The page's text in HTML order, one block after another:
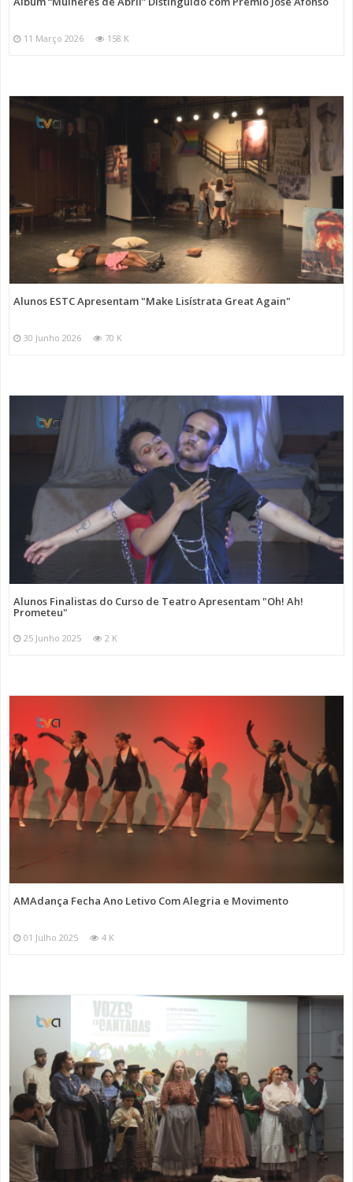
11 Março 2026 158 K
Alunos ESTC Apresentam "Make Lisístrata Great Again"
30 Junho 2026 70 K
Alunos Finalistas do Curso de Teatro Apresentam "Oh! Ah!
Prometeu"
25 Junho 2025 2 K
AMAdança Fecha Ano Letivo Com Alegria e Movimento
01 Julho 2025 4 K